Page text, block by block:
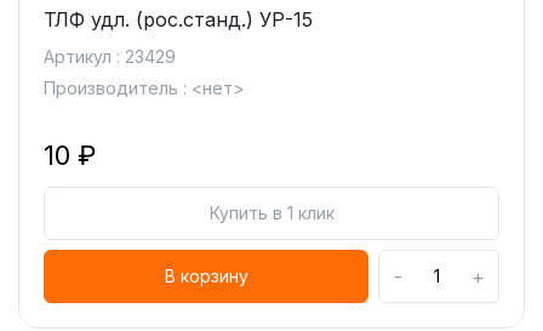
ТЛФ удл. (рос.станд.) УР-15
Артикул : 23429
Производитель : <нет>
10 ₽
Купить в 1 клик
В корзину - +